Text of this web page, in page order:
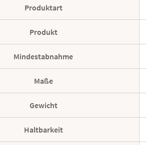
Produktart
Produkt
Mindestabnahme
Maße
Gewicht
Haltbarkeit